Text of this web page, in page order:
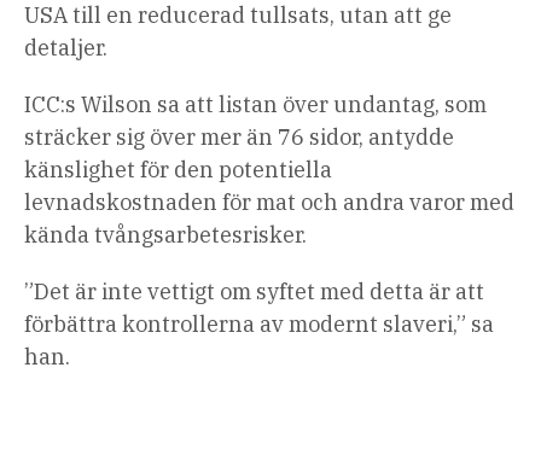
USA till en reducerad tullsats, utan att ge
detaljer.
ICC:s Wilson sa att listan över undantag, som
sträcker sig över mer än 76 sidor, antydde
känslighet för den potentiella
levnadskostnaden för mat och andra varor med
kända tvångsarbetesrisker.
”Det är inte vettigt om syftet med detta är att
förbättra kontrollerna av modernt slaveri,” sa
han.